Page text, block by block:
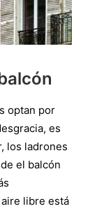
optan por
es
los ladrones
el balcón
libre está